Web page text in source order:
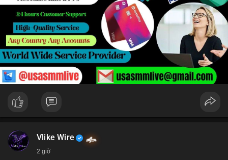
Vlike Wire
2 giờ